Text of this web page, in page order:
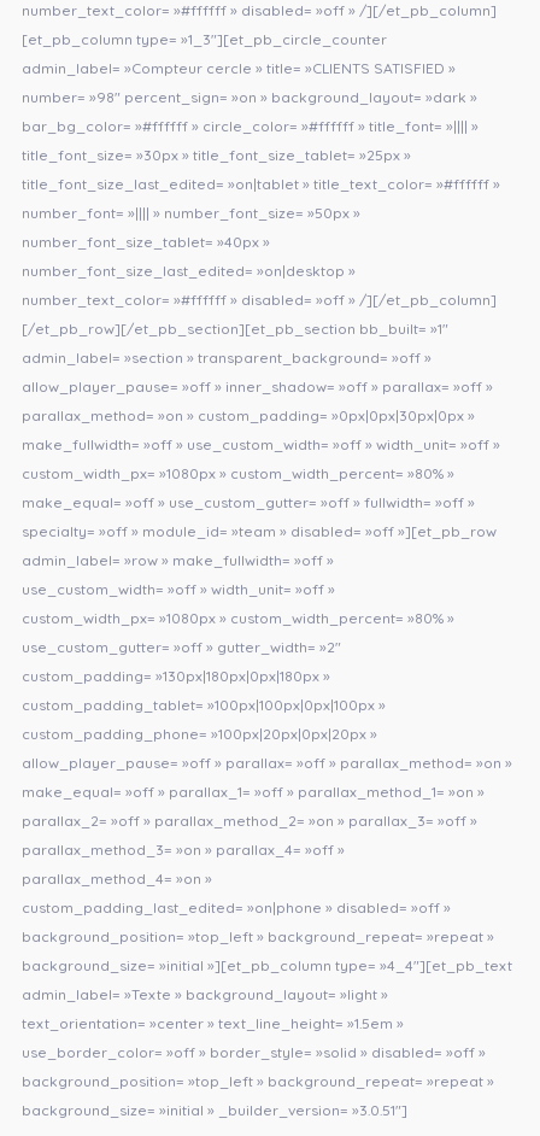
number_text_color= »#ffffff » disabled= »off » /][/et_pb_column]
[et_pb_column type= »1_3″][et_pb_circle_counter
admin_label= »Compteur cercle » title= »CLIENTS SATISFIED »
number= »98″ percent_sign= »on » background_layout= »dark »
bar_bg_color= »#ffffff » circle_color= »#ffffff » title_font= »|||| »
title_font_size= »30px » title_font_size_tablet= »25px »
title_font_size_last_edited= »on|tablet » title_text_color= »#ffffff »
number_font= »|||| » number_font_size= »50px »
number_font_size_tablet= »40px »
number_font_size_last_edited= »on|desktop »
number_text_color= »#ffffff » disabled= »off » /][/et_pb_column]
[/et_pb_row][/et_pb_section][et_pb_section bb_built= »1″
admin_label= »section » transparent_background= »off »
allow_player_pause= »off » inner_shadow= »off » parallax= »off »
parallax_method= »on » custom_padding= »0px|0px|30px|0px »
make_fullwidth= »off » use_custom_width= »off » width_unit= »off »
custom_width_px= »1080px » custom_width_percent= »80% »
make_equal= »off » use_custom_gutter= »off » fullwidth= »off »
specialty= »off » module_id= »team » disabled= »off »][et_pb_row
admin_label= »row » make_fullwidth= »off »
use_custom_width= »off » width_unit= »off »
custom_width_px= »1080px » custom_width_percent= »80% »
use_custom_gutter= »off » gutter_width= »2″
custom_padding= »130px|180px|0px|180px »
custom_padding_tablet= »100px|100px|0px|100px »
custom_padding_phone= »100px|20px|0px|20px »
allow_player_pause= »off » parallax= »off » parallax_method= »on »
make_equal= »off » parallax_1= »off » parallax_method_1= »on »
parallax_2= »off » parallax_method_2= »on » parallax_3= »off »
parallax_method_3= »on » parallax_4= »off »
parallax_method_4= »on »
custom_padding_last_edited= »on|phone » disabled= »off »
background_position= »top_left » background_repeat= »repeat »
background_size= »initial »][et_pb_column type= »4_4″][et_pb_text
admin_label= »Texte » background_layout= »light »
text_orientation= »center » text_line_height= »1.5em »
use_border_color= »off » border_style= »solid » disabled= »off »
background_position= »top_left » background_repeat= »repeat »
background_size= »initial » _builder_version= »3.0.51″]